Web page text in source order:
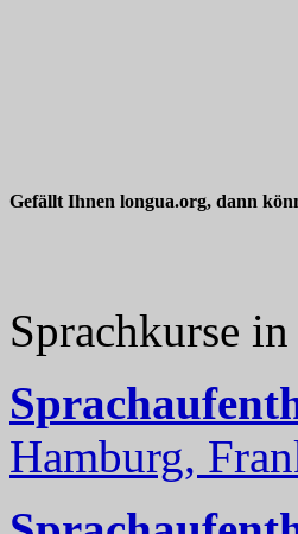
Gefällt Ihnen longua.org, dann
Sprachkurse
Hamburg,